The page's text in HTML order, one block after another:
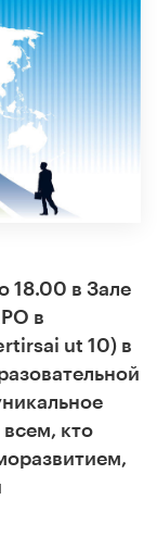
18.00 в Зале
в
ut 10) в
кто